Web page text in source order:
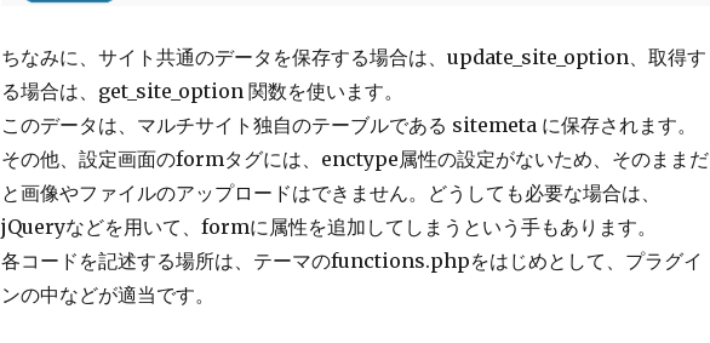
ちなみに、サイト共通のデータを保存する場合は、update_site_option、取得す
る場合は、get_site_option 関数を使います。
このデータは、マルチサイト独自のテーブルである sitemeta に保存されます。
その他、設定画面のformタグには、enctype属性の設定がないため、そのままだ
と画像やファイルのアップロードはできません。どうしても必要な場合は、
jQueryなどを用いて、formに属性を追加してしまうという手もあります。
各コードを記述する場所は、テーマのfunctions.phpをはじめとして、プラグイ
ンの中などが適当です。